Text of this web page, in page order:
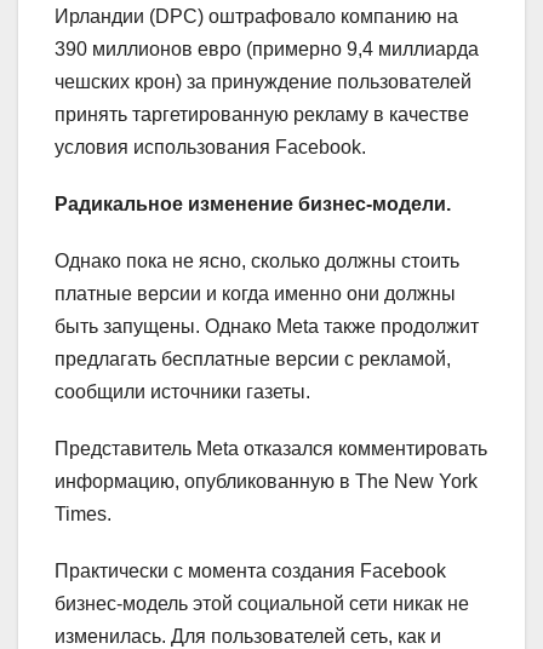
Ирландии (DPC) оштрафовало компанию на
390 миллионов евро (примерно 9,4 миллиарда
чешских крон) за принуждение пользователей
принять таргетированную рекламу в качестве
условия использования Facebook.
Радикальное изменение бизнес-модели.
Однако пока не ясно, сколько должны стоить
платные версии и когда именно они должны
быть запущены. Однако Meta также продолжит
предлагать бесплатные версии с рекламой,
сообщили источники газеты.
Представитель Meta отказался комментировать
информацию, опубликованную в The New York
Times.
Практически с момента создания Facebook
бизнес-модель этой социальной сети никак не
изменилась. Для пользователей сеть, как и